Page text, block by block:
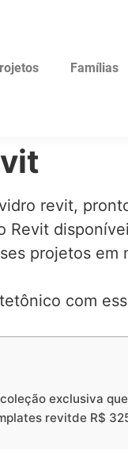
Famílias
revit,
projetos em
com
exclusiva
revitde R$